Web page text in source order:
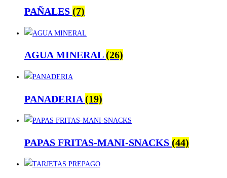
PAÑALES (7)
AGUA MINERAL(26)
PANADERIA(19)
PAPAS FRITAS-MANI-SNACKS (44)